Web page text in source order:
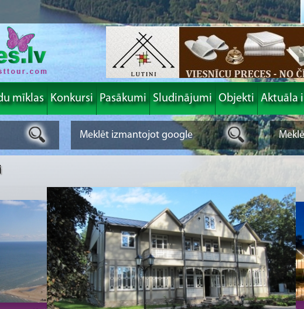
mīklas Konkursi Pasākumi Sludinājumi Objekti Aktuāla
Vecrīga